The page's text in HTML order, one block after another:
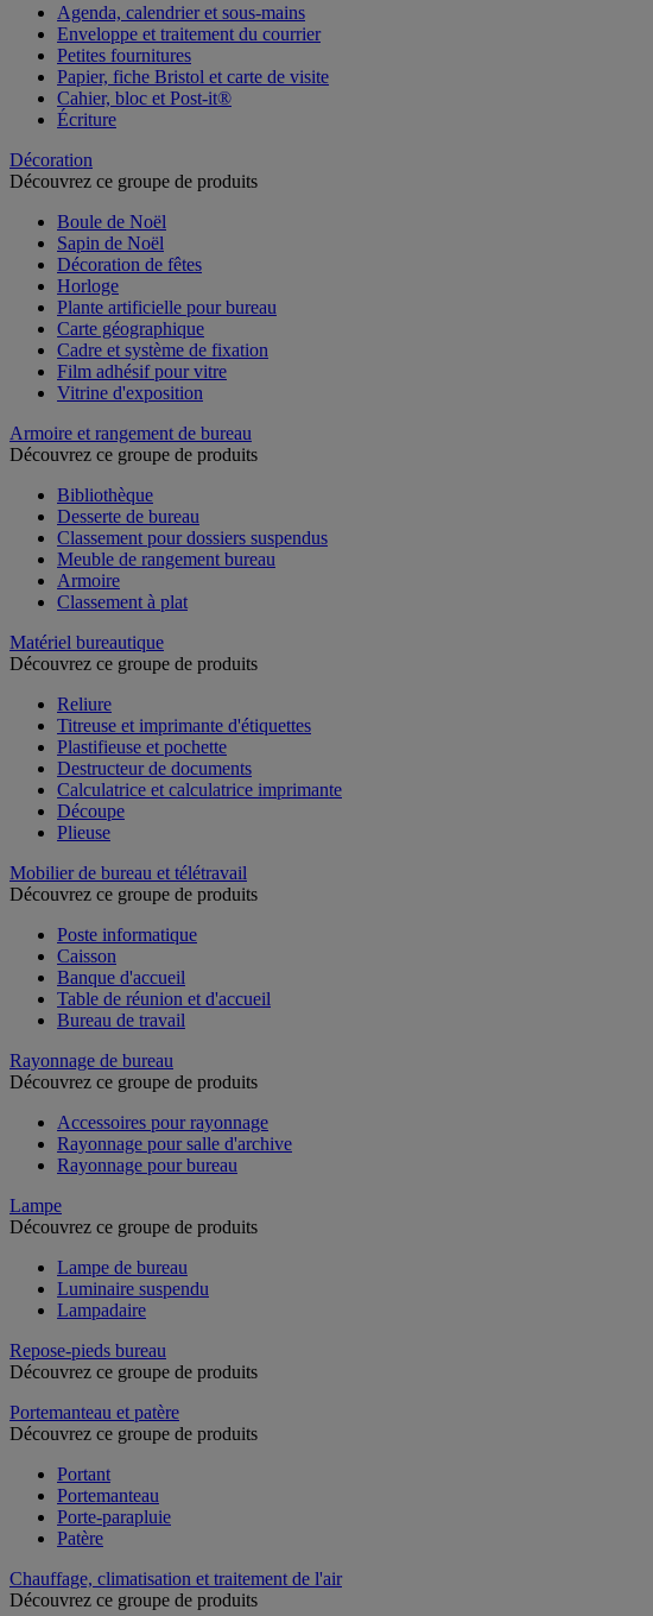
Agenda, calendrier et sous-mains
Enveloppe et traitement du courrier
Petites fournitures
Papier, fiche Bristol et carte de visite
Cahier, bloc et Post-it®
Écriture
Décoration
Découvrez ce groupe de produits
Boule de Noël
Sapin de Noël
Décoration de fêtes
Horloge
Plante artificielle pour bureau
Carte géographique
Cadre et système de fixation
Film adhésif pour vitre
Vitrine d'exposition
Armoire et rangement de bureau
Découvrez ce groupe de produits
Bibliothèque
Desserte de bureau
Classement pour dossiers suspendus
Meuble de rangement bureau
Armoire
Classement à plat
Matériel bureautique
Découvrez ce groupe de produits
Reliure
Titreuse et imprimante d'étiquettes
Plastifieuse et pochette
Destructeur de documents
Calculatrice et calculatrice imprimante
Découpe
Plieuse
Mobilier de bureau et télétravail
Découvrez ce groupe de produits
Poste informatique
Caisson
Banque d'accueil
Table de réunion et d'accueil
Bureau de travail
Rayonnage de bureau
Découvrez ce groupe de produits
Accessoires pour rayonnage
Rayonnage pour salle d'archive
Rayonnage pour bureau
Lampe
Découvrez ce groupe de produits
Lampe de bureau
Luminaire suspendu
Lampadaire
Repose-pieds bureau
Découvrez ce groupe de produits
Portemanteau et patère
Découvrez ce groupe de produits
Portant
Portemanteau
Porte-parapluie
Patère
Chauffage, climatisation et traitement de l'air
Découvrez ce groupe de produits